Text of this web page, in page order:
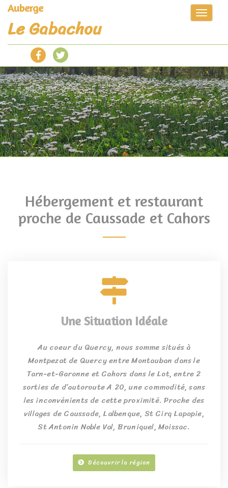
Toggle
Auberge
Le Gabachou
Hébergement et restaurant
proche de Caussade et Cahors
Une Situation Idéale
Au coeur du Quercy, nous somme situés à
Montpezat de Quercy entre Montauban dans le
Tarn-et-Garonne et Cahors dans le Lot, entre 2
sorties de d’autoroute A 20, une commodité, sans
les inconvénients de cette proximité. Proche des
villages de Caussade, Lalbenque, St Cirq Lapopie,
St Antonin Noble Val, Bruniquel, Moissac.
Découvrir la région